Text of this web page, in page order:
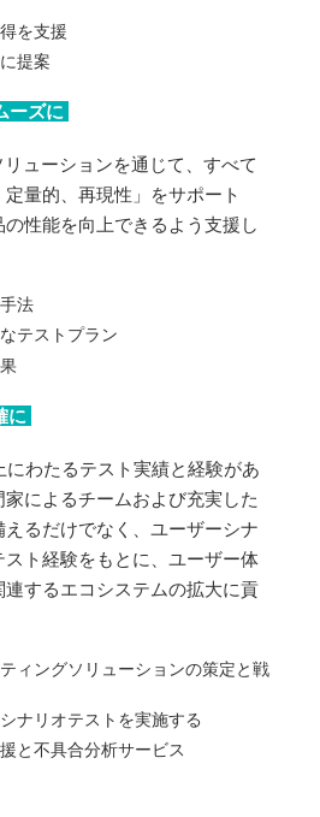
を支援
提案
ズに
ューションを通じて、すべて
量的、再現性」をサポート
性能を向上できるよう支援し
法
テストプラン
に
にわたるテスト実績と経験があ
によるチームおよび充実した
るだけでなく、ユーザーシナ
スト経験をもとに、ユーザー体
するエコシステムの拡大に貢
ィングソリューションの策定と戦
ナリオテストを実施する
と不具合分析サービス